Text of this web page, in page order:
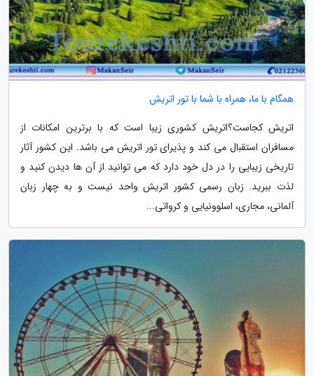
همگام با ما، همراه با شما با تور اتریش
اتریش کجاست؟اتریش کشوری زیبا است که با برترین امکانات از
مسافران استقبال می کند و پذیرای تور اتریش می باشد. این کشور آثار
تاریخی زیبایی را در دل خود دارد که می توانید از آن ها دیدن کنید و
لذت ببرید. زبان رسمی کشور اتریش واحد نیست و به چهار زبان
آلمانی، مجاری، اسلوونیایی و کرواتی...